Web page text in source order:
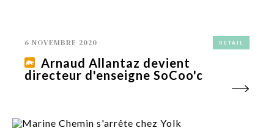
6 NOVEMBRE 2020 RETAIL
Arnaud Allantaz devient
directeur d'enseigne SoCoo'c